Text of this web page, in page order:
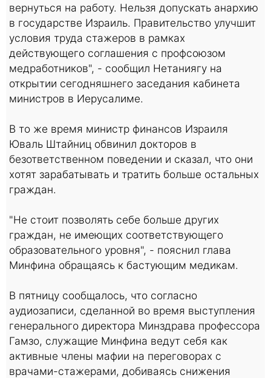
вернуться на работу. Нельзя допускать анархию
в государстве Израиль. Правительство улучшит
условия труда стажеров в рамках
действующего соглашения с профсоюзом
медработников", - сообщил Нетаниягу на
открытии сегодняшнего заседания кабинета
министров в Иерусалиме.
В то же время министр финансов Израиля
Юваль Штайниц обвинил докторов в
безответственном поведении и сказал, что они
хотят зарабатывать и тратить больше остальных
граждан.
"Не стоит позволять себе больше других
граждан, не имеющих соответствующего
образовательного уровня", - пояснил глава
Минфина обращаясь к бастующим медикам.
В пятницу сообщалось, что согласно
аудиозаписи, сделанной во время выступления
генерального директора Минздрава профессора
Гамзо, служащие Минфина ведут себя как
активные члены мафии на переговорах с
врачами-стажерами, добиваясь снижения